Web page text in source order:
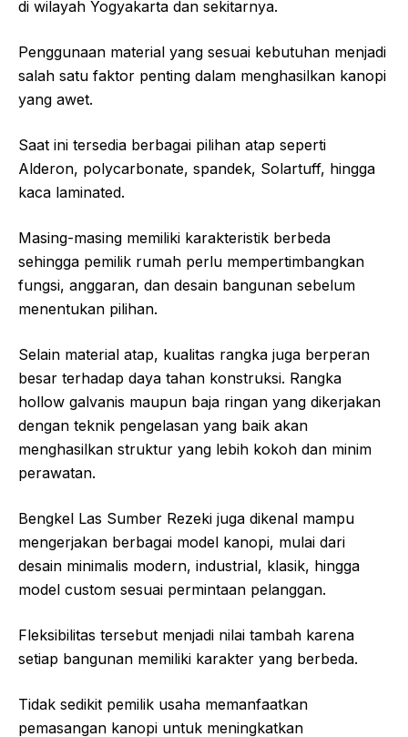
di wilayah Yogyakarta dan sekitarnya.
Penggunaan material yang sesuai kebutuhan menjadi
salah satu faktor penting dalam menghasilkan kanopi
yang awet.
Saat ini tersedia berbagai pilihan atap seperti
Alderon, polycarbonate, spandek, Solartuff, hingga
kaca laminated.
Masing-masing memiliki karakteristik berbeda
sehingga pemilik rumah perlu mempertimbangkan
fungsi, anggaran, dan desain bangunan sebelum
menentukan pilihan.
Selain material atap, kualitas rangka juga berperan
besar terhadap daya tahan konstruksi. Rangka
hollow galvanis maupun baja ringan yang dikerjakan
dengan teknik pengelasan yang baik akan
menghasilkan struktur yang lebih kokoh dan minim
perawatan.
Bengkel Las Sumber Rezeki juga dikenal mampu
mengerjakan berbagai model kanopi, mulai dari
desain minimalis modern, industrial, klasik, hingga
model custom sesuai permintaan pelanggan.
Fleksibilitas tersebut menjadi nilai tambah karena
setiap bangunan memiliki karakter yang berbeda.
Tidak sedikit pemilik usaha memanfaatkan
pemasangan kanopi untuk meningkatkan